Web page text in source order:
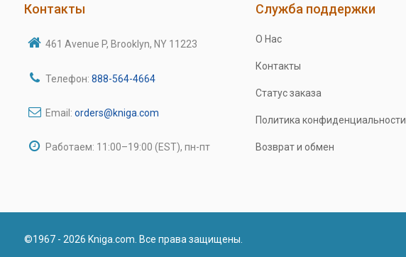
Контакты
461 Avenue P, Brooklyn, NY 11223
Телефон: 888-564-4664
Email: orders@kniga.com
Работаем: 11:00–19:00 (EST), пн-пт
Служба поддержки
О Нас
Контакты
Статус заказа
Политика конфиденциальности
Возврат и обмен
©1967 - 2026 Kniga.com. Все права защищены.